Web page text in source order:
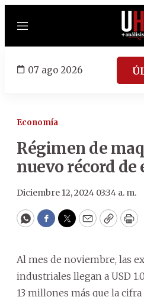
Menú
07 ago 2026
Economía
Régimen de
nuevo récord
Diciembre 12, 2024 03:34 a. m.
WhatsApp
Facebook
Twitter
EmailCopy
Al mes de noviembre, las
industriales llegan a USD
13 millones más que la